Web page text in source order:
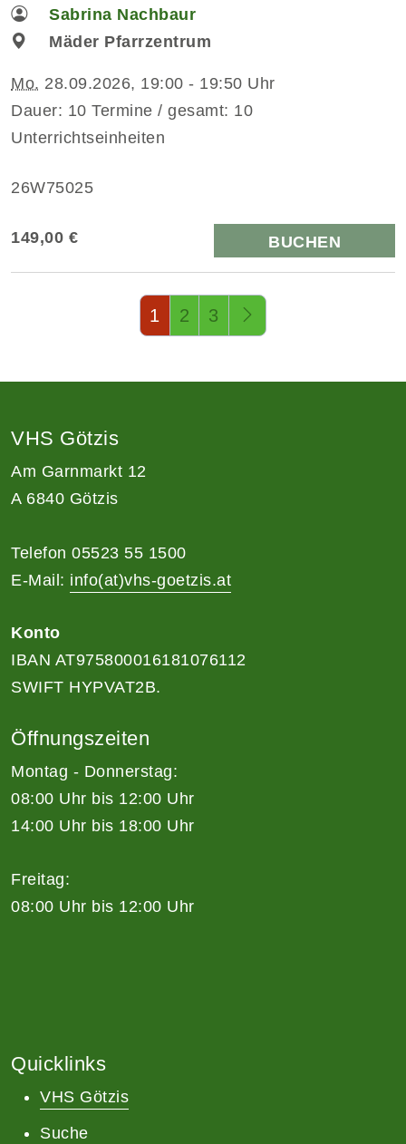
Sabrina Nachbaur
Mäder Pfarrzentrum
Mo. 28.09.2026, 19:00 - 19:50 Uhr
Dauer: 10 Termine / gesamt: 10
Unterrichtseinheiten
26W75025
149,00 € BUCHEN
1 2 3
VHS Götzis
Am Garnmarkt 12
A 6840 Götzis
Telefon 05523 55 1500
E-Mail: info(at)vhs-goetzis.at
Konto
IBAN AT975800016181076112
SWIFT HYPVAT2B.
Öffnungszeiten
Montag - Donnerstag:
08:00 Uhr bis 12:00 Uhr
14:00 Uhr bis 18:00 Uhr
Freitag:
08:00 Uhr bis 12:00 Uhr
Quicklinks
VHS Götzis
Suche